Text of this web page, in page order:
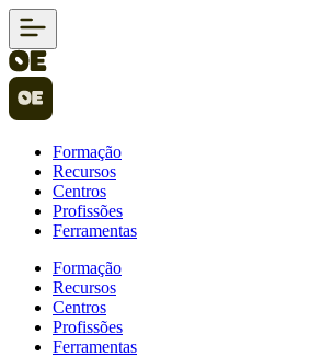
Formação
Recursos
Centros
Profissões
Ferramentas
Formação
Recursos
Centros
Profissões
Ferramentas